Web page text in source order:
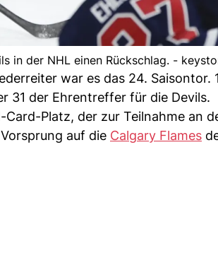
in der NHL einen Rückschlag. -
war es das 24. Saisontor.
31 der Ehrentreffer für die Devils.
Platz, der zur Teilnahme an
auf die Calgary Flames